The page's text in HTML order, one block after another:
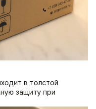
в толстой
защиту при